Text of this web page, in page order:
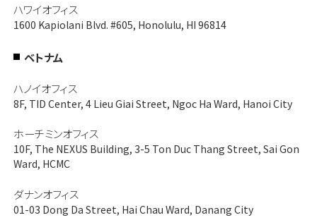
ハワイオフィス
1600 Kapiolani Blvd. #605, Honolulu, HI 96814
ベトナム
ハノイオフィス
8F, TID Center, 4 Lieu Giai Street, Ngoc Ha Ward, Hanoi City
ホーチミンオフィス
10F, The NEXUS Building, 3-5 Ton Duc Thang Street, Sai Gon
Ward, HCMC
ダナンオフィス
01-03 Dong Da Street, Hai Chau Ward, Danang City